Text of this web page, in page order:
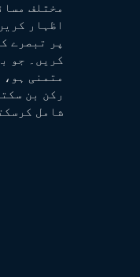
مختلف
اظہار
پر تبصرے
کریں۔ جو
متمنی ہو،
رکن بن
شامل